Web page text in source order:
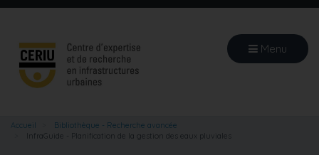
Aller
principal
Menu
Accueil
Bibliothèque - Recherche avancée
InfraGuide - Planification de la gestion des eaux pluviales